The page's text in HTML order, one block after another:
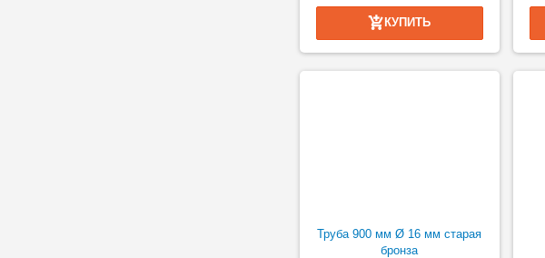
КУПИТЬ
Труба 900 мм Ø 16 мм старая
бронза